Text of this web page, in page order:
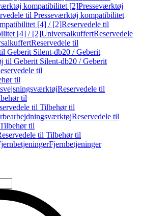
kompatibilitet [2]Presseværktøj
til Presseværktøj kompatibilitet
[4] / [2]Reservedele til
[4] / [2]UniversalkuffertReservedele
Reservedele til
Geberit Silent-db20 / Geberit
til Geberit Silent-db20 / Geberit
til
til
Reservedele til
til
til Tilbehør til
Reservedele til
Tilbehør til
til Tilbehør til
Fjernbetjeninger